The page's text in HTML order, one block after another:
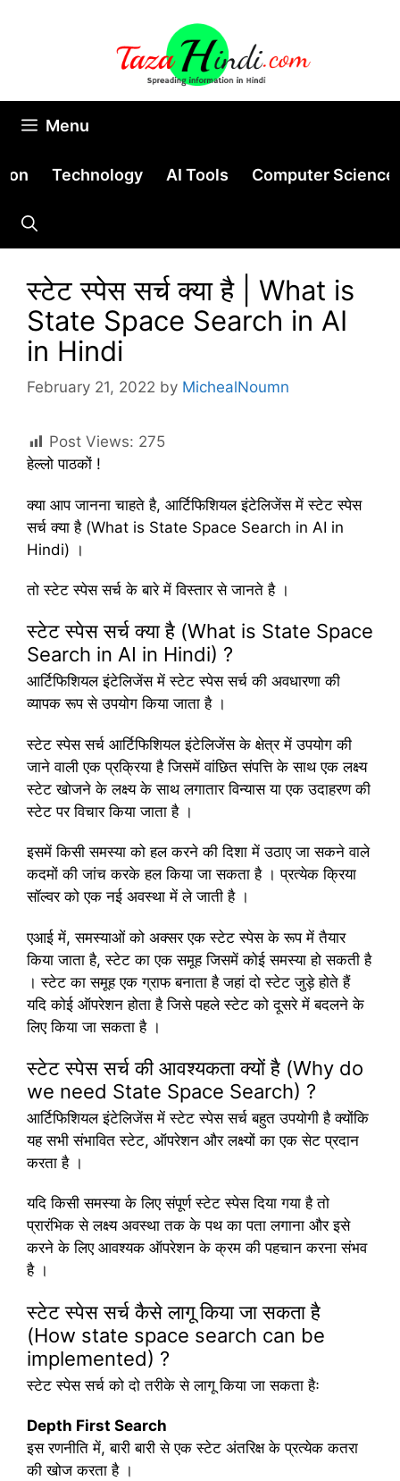
Menu
Technology AI Tools Computer Science
स्टेट स्पेस सर्च क्या है | What is
State Space Search in AI
in Hindi
February 21, 2022 by MichealNoumn
Post Views: 275
हेल्लो पाठकों !
क्या आप जानना चाहते है, आर्टिफिशियल इंटेलिजेंस में स्टेट स्पेस
सर्च क्या है (What is State Space Search in AI in
Hindi) ।
तो स्टेट स्पेस सर्च के बारे में विस्तार से जानते है ।
स्टेट स्पेस सर्च क्या है (What is State Space
Search in AI in Hindi) ?
आर्टिफिशियल इंटेलिजेंस में स्टेट स्पेस सर्च की अवधारणा की
व्यापक रूप से उपयोग किया जाता है ।
स्टेट स्पेस सर्च आर्टिफिशियल इंटेलिजेंस के क्षेत्र में उपयोग की
जाने वाली एक प्रक्रिया है जिसमें वांछित संपत्ति के साथ एक लक्ष्य
स्टेट खोजने के लक्ष्य के साथ लगातार विन्यास या एक उदाहरण की
स्टेट पर विचार किया जाता है ।
इसमें किसी समस्या को हल करने की दिशा में उठाए जा सकने वाले
कदमों की जांच करके हल किया जा सकता है । प्रत्येक क्रिया
सॉल्वर को एक नई अवस्था में ले जाती है ।
एआई में, समस्याओं को अक्सर एक स्टेट स्पेस के रूप में तैयार
किया जाता है, स्टेट का एक समूह जिसमें कोई समस्या हो सकती है
। स्टेट का समूह एक ग्राफ बनाता है जहां दो स्टेट जुड़े होते हैं
यदि कोई ऑपरेशन होता है जिसे पहले स्टेट को दूसरे में बदलने के
लिए किया जा सकता है ।
स्टेट स्पेस सर्च की आवश्यकता क्यों है (Why do
we need State Space Search) ?
आर्टिफिशियल इंटेलिजेंस में स्टेट स्पेस सर्च बहुत उपयोगी है क्योंकि
यह सभी संभावित स्टेट, ऑपरेशन और लक्ष्यों का एक सेट प्रदान
करता है ।
यदि किसी समस्या के लिए संपूर्ण स्टेट स्पेस दिया गया है तो
प्रारंभिक से लक्ष्य अवस्था तक के पथ का पता लगाना और इसे
करने के लिए आवश्यक ऑपरेशन के क्रम की पहचान करना संभव
है ।
स्टेट स्पेस सर्च कैसे लागू किया जा सकता है
(How state space search can be
implemented) ?
स्टेट स्पेस सर्च को दो तरीके से लागू किया जा सकता हैः
Depth First Search
इस रणनीति में, बारी बारी से एक स्टेट अंतरिक्ष के प्रत्येक कतरा
की खोज करता है ।